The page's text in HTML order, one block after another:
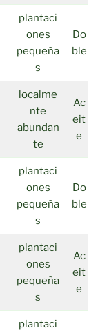
plantaci
ones
pequeña
s
Do
ble
localme
nte
abundan
te
Ac
eit
e
plantaci
ones
pequeña
s
Do
ble
plantaci
ones
pequeña
s
Ac
eit
e
plantaci